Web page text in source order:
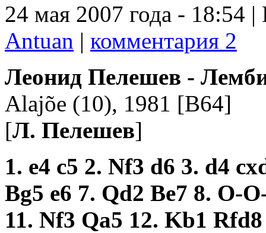
24 мая 2007 года - 18:54 |
Antuan | комментария 2
Леонид Пелешев -
Alajõe (10), 1981 [B64]
[Л. Пелешев]
1. e4 c5 2. Nf3 d6 3. d4
Bg5 e6 7. Qd2 Be7 8. O-
11. Nf3 Qa5 12. Kb1